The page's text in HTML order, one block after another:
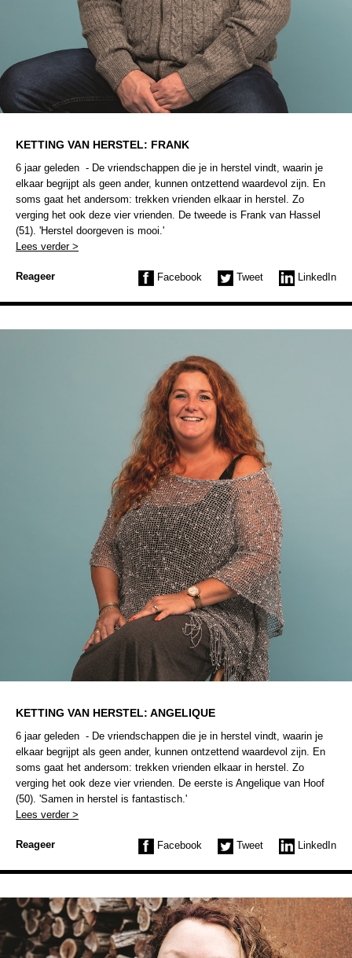
KETTING VAN HERSTEL: FRANK
6 jaar geleden - De vriendschappen die je in herstel vindt, waarin je
elkaar begrijpt als geen ander, kunnen ontzettend waardevol zijn. En
soms gaat het andersom: trekken vrienden elkaar in herstel. Zo
verging het ook deze vier vrienden. De tweede is Frank van Hassel
(51). 'Herstel doorgeven is mooi.'
Lees verder >
Reageer Facebook Tweet LinkedIn
KETTING VAN HERSTEL: ANGELIQUE
6 jaar geleden - De vriendschappen die je in herstel vindt, waarin je
elkaar begrijpt als geen ander, kunnen ontzettend waardevol zijn. En
soms gaat het andersom: trekken vrienden elkaar in herstel. Zo
verging het ook deze vier vrienden. De eerste is Angelique van Hoof
(50). 'Samen in herstel is fantastisch.'
Lees verder >
Reageer Facebook Tweet LinkedIn